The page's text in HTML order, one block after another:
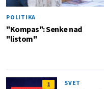
POLITIKA
"Kompas": Senke nad
"listom"
1 SVET